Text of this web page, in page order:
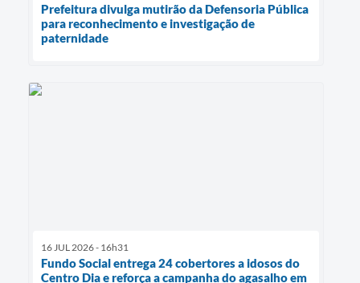
Prefeitura divulga mutirão da Defensoria Pública
para reconhecimento e investigação de
paternidade
16 JUL 2026 - 16h31
Fundo Social entrega 24 cobertores a idosos do
Centro Dia e reforça a campanha do agasalho em